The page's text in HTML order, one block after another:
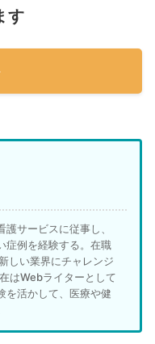
す
サービスに従事し、
症例を経験する。在職
しい業界にチャレンジ
はWebライターとして
を活かして、医療や健